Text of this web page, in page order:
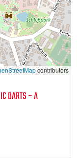
contributors
DARTS – A